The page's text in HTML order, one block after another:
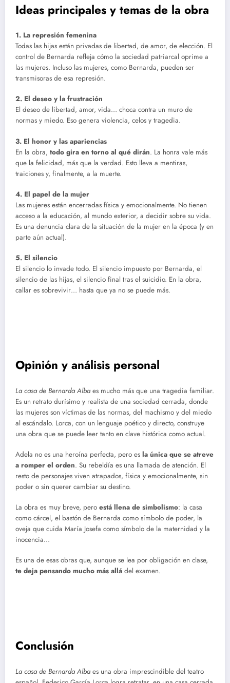
Ideas principales y temas de la obra
1. La represión femenina
Todas las hijas están privadas de libertad, de amor, de elección. El
control de Bernarda refleja cómo la sociedad patriarcal oprime a
las mujeres. Incluso las mujeres, como Bernarda, pueden ser
transmisoras de esa represión.
2. El deseo y la frustración
El deseo de libertad, amor, vida… choca contra un muro de
normas y miedo. Eso genera violencia, celos y tragedia.
3. El honor y las apariencias
En la obra, todo gira en torno al qué dirán. La honra vale más
que la felicidad, más que la verdad. Esto lleva a mentiras,
traiciones y, finalmente, a la muerte.
4. El papel de la mujer
Las mujeres están encerradas física y emocionalmente. No tienen
acceso a la educación, al mundo exterior, a decidir sobre su vida.
Es una denuncia clara de la situación de la mujer en la época (y en
parte aún actual).
5. El silencio
El silencio lo invade todo. El silencio impuesto por Bernarda, el
silencio de las hijas, el silencio final tras el suicidio. En la obra,
callar es sobrevivir… hasta que ya no se puede más.
Opinión y análisis personal
La casa de Bernarda Albaes mucho más que una tragedia familiar.
Es un retrato durísimo y realista de una sociedad cerrada, donde
las mujeres son víctimas de las normas, del machismo y del miedo
al escándalo. Lorca, con un lenguaje poético y directo, construye
una obra que se puede leer tanto en clave histórica como actual.
Adela no es una heroína perfecta, pero es la única que se atreve
a romper el orden. Su rebeldía es una llamada de atención. El
resto de personajes viven atrapados, física y emocionalmente, sin
poder o sin querer cambiar su destino.
La obra es muy breve, pero está llena de simbolismo: la casa
como cárcel, el bastón de Bernarda como símbolo de poder, la
oveja que cuida María Josefa como símbolo de la maternidad y la
inocencia…
Es una de esas obras que, aunque se lea por obligación en clase,
te deja pensando mucho más allá del examen.
Conclusión
La casa de Bernarda Albaes una obra imprescindible del teatro